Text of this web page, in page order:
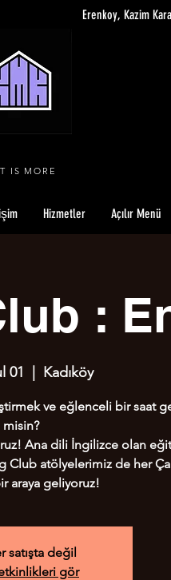
Erenkoy, Kazim
IS MORE
Hizmetler Açılır Menü
:
01 Kadıköy
ve eğlenceli bir saat
misin?
Ana dili İngilizce olan
atölyelerimiz de her
araya geliyoruz!
satışta değil
gör